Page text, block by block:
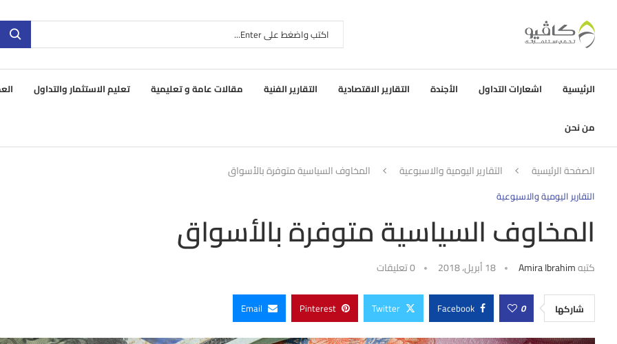
الرئيسية اشعارات التداول الأجندة التقارير الاقتصادية التقارير الفنية مقالات عامة و تعليمية تعليم الاستثمار والتداول
من نحن
الصفحة الرئيسية التقارير اليومية والاسبوعية المخاوف السياسية متوفرة بالأسواق
التقارير اليومية والاسبوعية
المخاوف السياسية متوفرة بالأسواق
كتبهAmira Ibrahim 18 أبريل، 2018 0 تعليقات
شاركها 0
Facebook
Twitter
Pinterest
Email